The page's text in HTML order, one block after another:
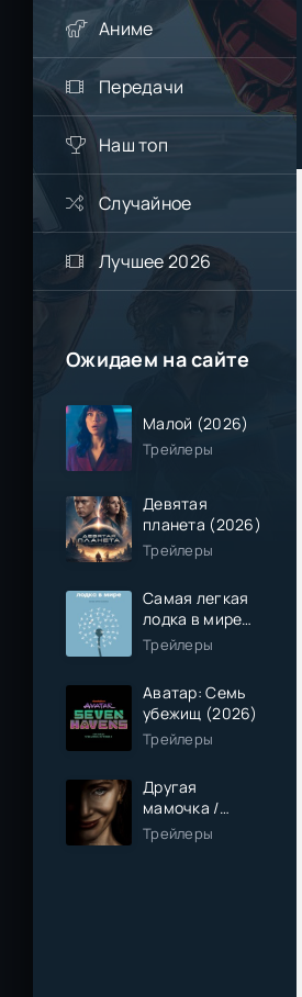
Аниме
Передачи
Наш топ
Случайное
Лучшее 2026
Ожидаем на сайте
Малой (2026)
Трейлеры
Девятая
планета (2026)
Трейлеры
Самая легкая
лодка в мире
(2026)
Трейлеры
Аватар: Семь
убежищ (2026)
Трейлеры
Другая
мамочка /
Чужая мама
(2026)
Трейлеры